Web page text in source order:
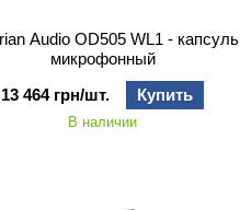
Audio OD505 WL1 - капсуль
микрофонный
13 464 грн/шт.
Купить
В наличии